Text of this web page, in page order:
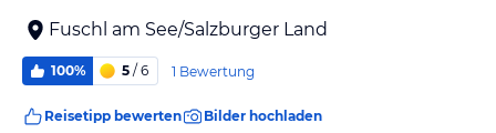
Fuschl am See/Salzburger Land
100% 5 / 6 1 Bewertung
Reisetipp bewerten Bilder hochladen